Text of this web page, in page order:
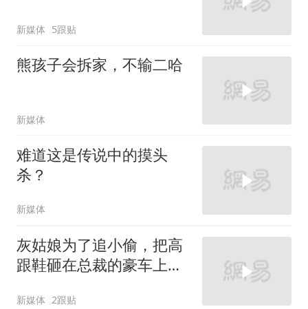
新媒体 5跟贴
熊孩子会拆家，不输二哈
新媒体
难道这是传说中的摸头
杀？
新媒体
灰姑娘为了追小偷，把高
跟鞋砸在总裁的豪车上，
新媒体 2跟贴